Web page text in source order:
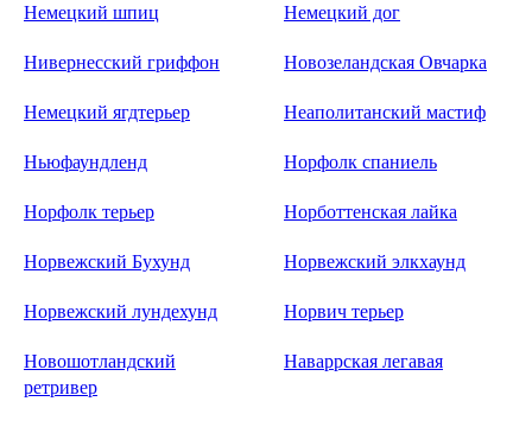
Немецкий шпиц Немецкий дог
Нивернесский гриффон Новозеландская Овчарка
Немецкий ягдтерьер Неаполитанский мастиф
Ньюфаундленд Норфолк спаниель
Норфолк терьер Норботтенская лайка
Норвежский Бухунд Норвежский элкхаунд
Норвежский лундехунд Норвич терьер
Новошотландский
ретривер
Наваррская легавая